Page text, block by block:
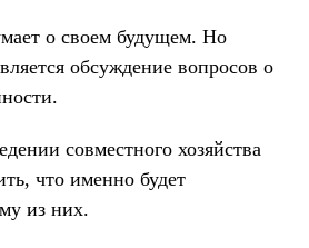
о своем будущем. Но
обсуждение вопросов о
совместного хозяйства
что именно будет
из них.